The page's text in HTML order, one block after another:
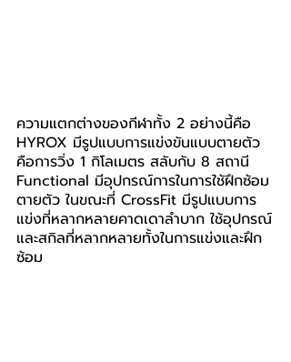
ความแตกต่างของกีฬาทั้ง 2 อย่างนี้คือ
HYROX มีรูปแบบการแข่งขันแบบตายตัว
คือการวิ่ง 1 กิโลเมตร สลับกับ 8 สถานี
Functional มีอุปกรณ์การในการใช้ฝึกซ้อม
ตายตัว ในขณะที่ CrossFit มีรูปแบบการ
แข่งที่หลากหลายคาดเดาลำบาก ใช้อุปกรณ์
และสกิลที่หลากหลายทั้งในการแข่งและฝึก
ซ้อม